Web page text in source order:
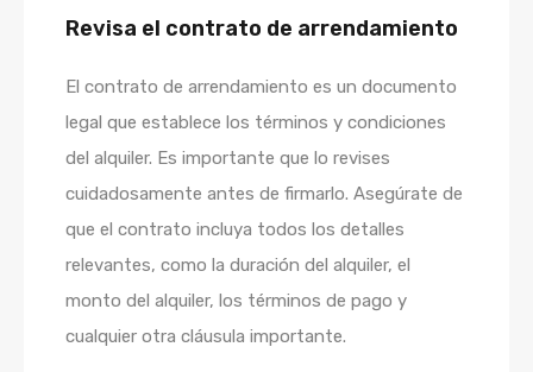
Revisa el contrato de arrendamiento
El contrato de arrendamiento es un documento
legal que establece los términos y condiciones
del alquiler. Es importante que lo revises
cuidadosamente antes de firmarlo. Asegúrate de
que el contrato incluya todos los detalles
relevantes, como la duración del alquiler, el
monto del alquiler, los términos de pago y
cualquier otra cláusula importante.